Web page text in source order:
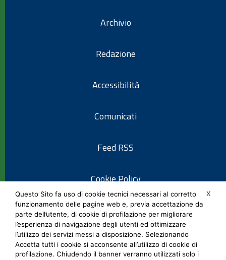
Archivio
Redazione
Accessibilità
Comunicati
Feed RSS
Cookie Policy
Informativa privacy
Note legali
X
Questo Sito fa uso di cookie tecnici necessari al corretto
funzionamento delle pagine web e, previa accettazione da
parte dell’utente, di cookie di profilazione per migliorare
l’esperienza di navigazione degli utenti ed ottimizzare
l’utilizzo dei servizi messi a disposizione. Selezionando
Accetta tutti i cookie si acconsente all’utilizzo di cookie di
profilazione. Chiudendo il banner verranno utilizzati solo i